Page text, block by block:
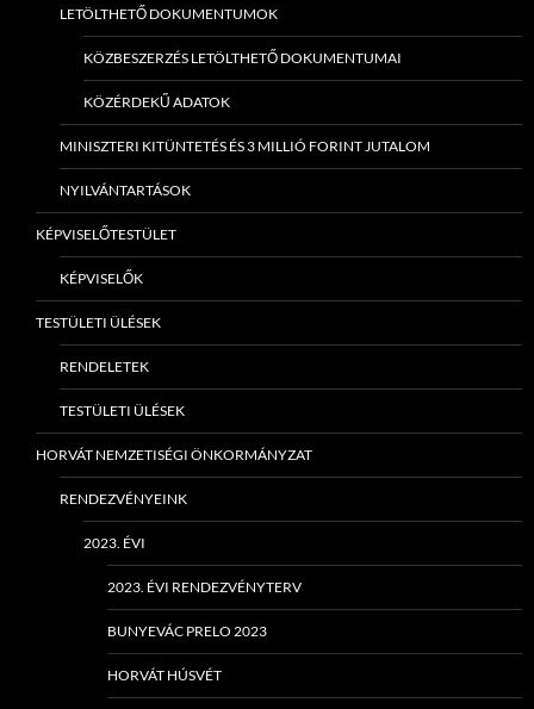
LETÖLTHETŐ DOKUMENTUMOK
KÖZBESZERZÉS LETÖLTHETŐ DOKUMENTUMAI
KÖZÉRDEKŰ ADATOK
MINISZTERI KITÜNTETÉS ÉS 3 MILLIÓ FORINT JUTALOM
NYILVÁNTARTÁSOK
KÉPVISELŐTESTÜLET
KÉPVISELŐK
TESTÜLETI ÜLÉSEK
RENDELETEK
TESTÜLETI ÜLÉSEK
HORVÁT NEMZETISÉGI ÖNKORMÁNYZAT
RENDEZVÉNYEINK
2023. ÉVI
2023. ÉVI RENDEZVÉNYTERV
BUNYEVÁC PRELO 2023
HORVÁT HÚSVÉT